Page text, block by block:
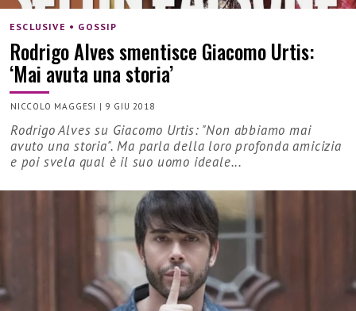
ESCLUSIVE • GOSSIP
Rodrigo Alves smentisce Giacomo Urtis:
‘Mai avuta una storia’
NICCOLO MAGGESI | 9 GIU 2018
Rodrigo Alves su Giacomo Urtis: "Non abbiamo mai
avuto una storia". Ma parla della loro profonda amicizia
e poi svela qual è il suo uomo ideale...